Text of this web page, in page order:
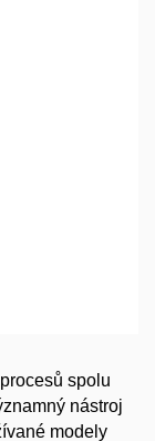
spolu
nástroj
modely